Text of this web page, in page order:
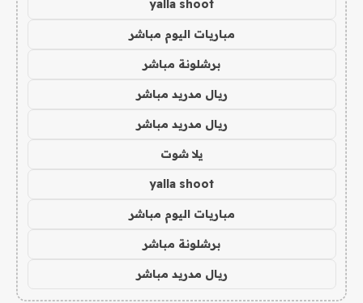
yalla shoot
مباريات اليوم مباشر
برشلونة مباشر
ريال مدريد مباشر
ريال مدريد مباشر
يلا شوت
yalla shoot
مباريات اليوم مباشر
برشلونة مباشر
ريال مدريد مباشر